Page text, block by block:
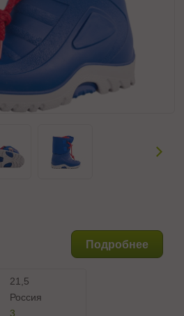
Подробнее
21,5
Россия
3